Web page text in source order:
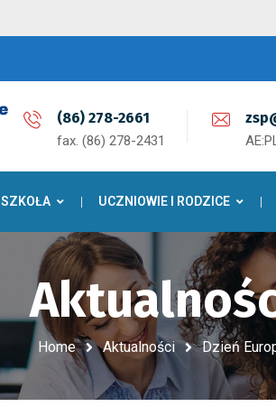
(86) 278-2661
fax. (86) 278-2431
SZKOŁA UCZNIOWIE I RODZICE
Home Aktualności Dzień